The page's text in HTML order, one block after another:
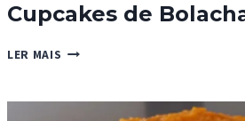
Cupcakes de
LER MAIS CUPCAKES
OREO®